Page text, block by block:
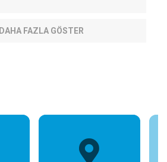
DAHA FAZLA GÖSTER